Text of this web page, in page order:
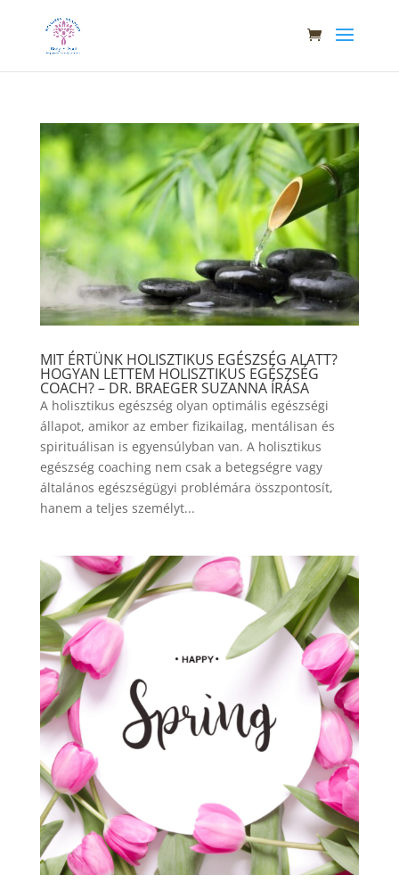
MIT ÉRTÜNK HOLISZTIKUS EGÉSZSÉG ALATT?
HOGYAN LETTEM HOLISZTIKUS EGÉSZSÉG
COACH? – DR. BRAEGER SUZANNA ÍRÁSA
A holisztikus egészség olyan optimális egészségi
állapot, amikor az ember fizikailag, mentálisan és
spirituálisan is egyensúlyban van. A holisztikus
egészség coaching nem csak a betegségre vagy
általános egészségügyi problémára összpontosít,
hanem a teljes személyt...